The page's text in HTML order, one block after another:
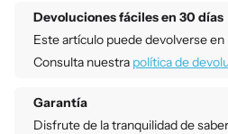
Devoluciones fáciles en 30 días
Este artículo puede devolverse en
Consulta nuestra política de
Garantía
Disfrute de la tranquilidad de